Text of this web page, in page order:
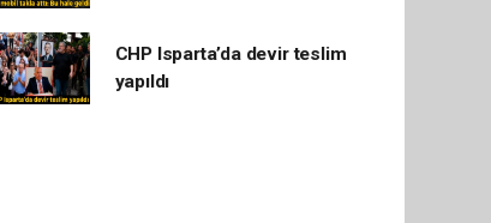
CHP Isparta’da devir teslim
yapıldı